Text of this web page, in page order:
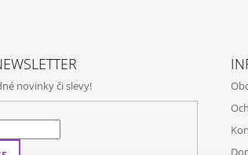
novinky či slevy!